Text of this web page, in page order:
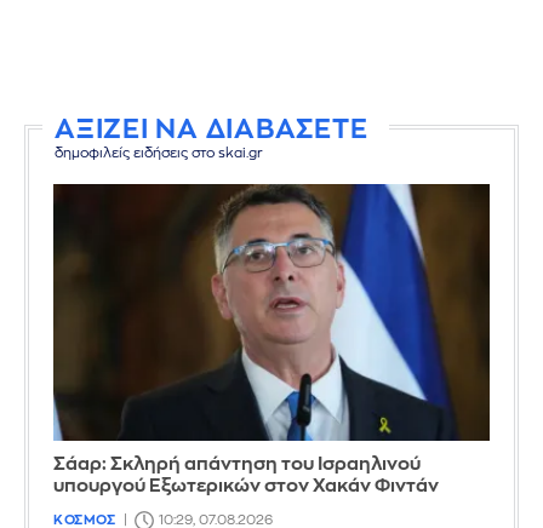
ΑΞΙΖΕΙ ΝΑ ΔΙΑΒΑΣΕΤΕ
δημοφιλείς ειδήσεις στο skai.gr
Σάαρ: Σκληρή απάντηση του Ισραηλινού
υπουργού Εξωτερικών στον Χακάν Φιντάν
ΚΟΣΜΟΣ 10:29, 07.08.2026